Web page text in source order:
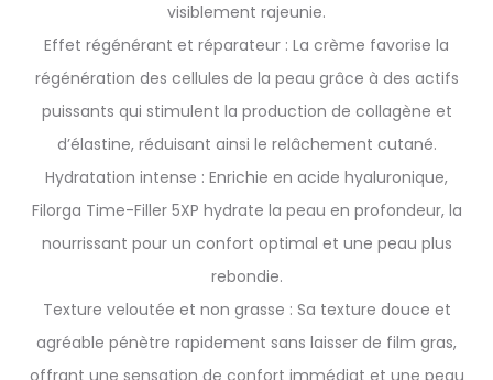
visiblement rajeunie.
Effet régénérant et réparateur : La crème favorise la
régénération des cellules de la peau grâce à des actifs
puissants qui stimulent la production de collagène et
d’élastine, réduisant ainsi le relâchement cutané.
Hydratation intense : Enrichie en acide hyaluronique,
Filorga Time-Filler 5XP hydrate la peau en profondeur, la
nourrissant pour un confort optimal et une peau plus
rebondie.
Texture veloutée et non grasse : Sa texture douce et
agréable pénètre rapidement sans laisser de film gras,
offrant une sensation de confort immédiat et une peau